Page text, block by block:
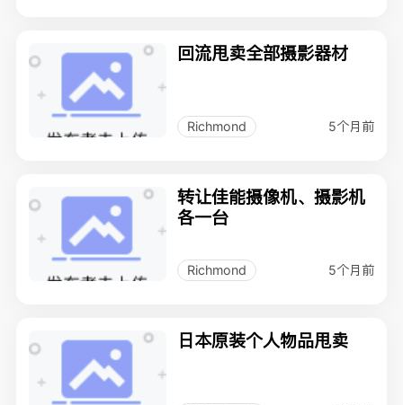
回流甩卖全部摄影器材
Richmond 5个月前
转让佳能摄像机、摄影机
各一台
Richmond 5个月前
日本原装个人物品甩卖